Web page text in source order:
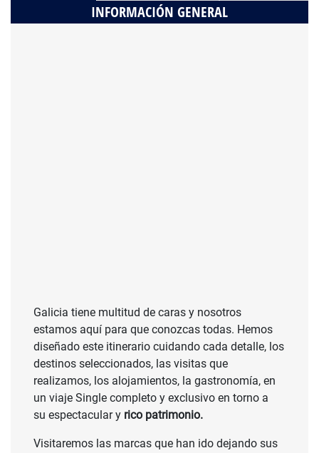
INFORMACIÓN GENERAL
Galicia tiene multitud de caras y nosotros
estamos aquí para que conozcas todas. Hemos
diseñado este itinerario cuidando cada detalle, los
destinos seleccionados, las visitas que
realizamos, los alojamientos, la gastronomía, en
un viaje Single completo y exclusivo en torno a
su espectacular y rico patrimonio.
Visitaremos las marcas que han ido dejando sus